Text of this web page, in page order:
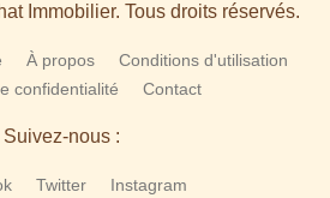
Immobilier. Tous droits réservés.
À propos
Conditions d'utilisation
confidentialité
Contact
Suivez-nous :
Twitter Instagram